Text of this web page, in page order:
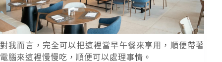
對我而言，完全可以把這裡當早午餐來享用，順便帶著
電腦來這裡慢慢吃，順便可以處理事情。